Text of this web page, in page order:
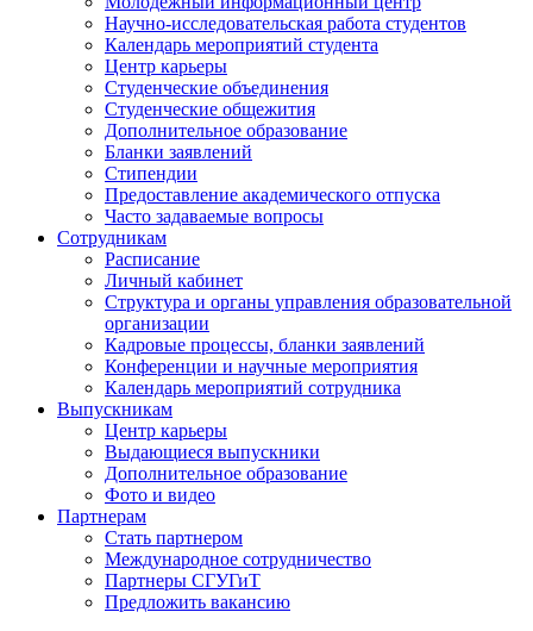
Научно-исследовательская работа студентов
Календарь мероприятий студента
Центр карьеры
Студенческие объединения
Студенческие общежития
Дополнительное образование
Бланки заявлений
Стипендии
Предоставление академического отпуска
Часто задаваемые вопросы
Сотрудникам
Расписание
Личный кабинет
Структура и органы управления образовательной
организации
Кадровые процессы, бланки заявлений
Конференции и научные мероприятия
Календарь мероприятий сотрудника
Выпускникам
Центр карьеры
Выдающиеся выпускники
Дополнительное образование
Фото и видео
Партнерам
Стать партнером
Международное сотрудничество
Партнеры СГУГиТ
Предложить вакансию